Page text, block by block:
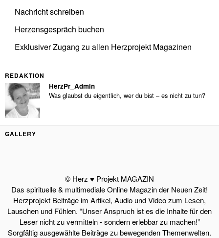
Nachricht schreiben
Herzensgespräch buchen
Exklusiver Zugang zu allen Herzprojekt Magazinen
REDAKTION
HerzPr_Admin
Was glaubst du eigentlich, wer du bist – es nicht zu tun?
GALLERY
© Herz ♥ Projekt MAGAZIN
Das spirituelle & multimediale Online Magazin der Neuen Zeit!
Herzprojekt Beiträge im Artikel, Audio und Video zum Lesen,
Lauschen und Fühlen. “Unser Anspruch ist es die Inhalte für den
Leser nicht zu vermitteln - sondern erlebbar zu machen!”
Sorgfältig ausgewählte Beiträge zu bewegenden Themenwelten.